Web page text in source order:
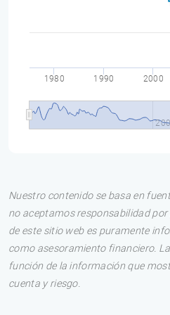
1980 1990 2000
Nuestro contenido se basa en
no aceptamos responsabilidad
de este sitio web es puramente
como asesoramiento financiero.
función de la información que
cuenta y riesgo.